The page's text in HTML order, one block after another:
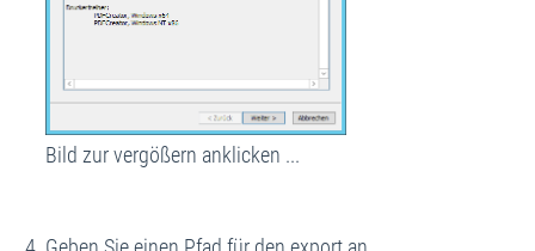
Bild zur vergößern anklicken ...